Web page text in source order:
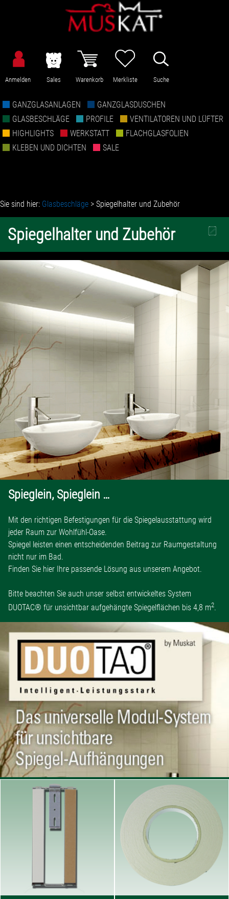
Anmelden Sales Warenkorb Merkliste Suche
GANZGLASANLAGEN
GANZGLASDUSCHEN
GLASBESCHLÄGE
PROFILE
VENTILATOREN UND LÜFTER
HIGHLIGHTS
WERKSTATT
FLACHGLASFOLIEN
KLEBEN UND DICHTEN
SALE
Sie sind hier: Glasbeschläge > Spiegelhalter und Zubehör
Spiegelhalter und Zubehör
Spieglein, Spieglein …
Mit den richtigen Befestigungen für die Spiegelausstattung wird
jeder Raum zur Wohlfühl-Oase.
Spiegel leisten einen entscheidenden Beitrag zur Raumgestaltung
nicht nur im Bad.
Finden Sie hier Ihre passende Lösung aus unserem Angebot.
Bitte beachten Sie auch unser selbst entwickeltes System
DUOTAC® für unsichtbar aufgehängte Spiegelflächen bis 4,8 m2.